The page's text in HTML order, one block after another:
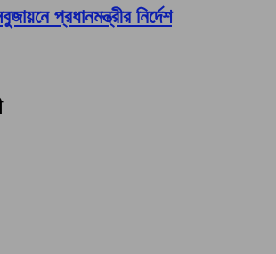
প্রধানমন্ত্রীর নির্দেশ